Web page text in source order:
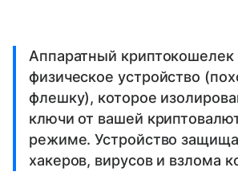
Аппаратный
физическое устройство
флешку), которое
ключи от вашей
режиме. Устройство
хакеров, вирусов и взлома